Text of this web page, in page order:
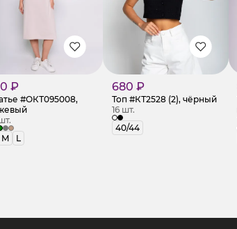
₽
#ОКТ095008,
M L
680 ₽
Топ #КТ2528 (2), чёрный
16 шт.
40/44